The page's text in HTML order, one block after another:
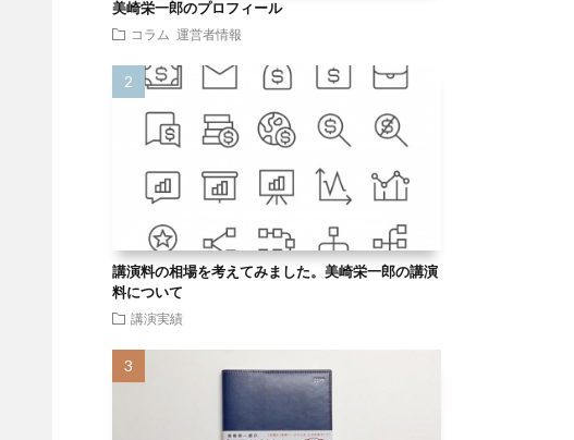
美崎栄一郎のプロフィール
コラム 運営者情報
講演料の相場を考えてみました。美崎栄一郎の講演
料について
講演実績